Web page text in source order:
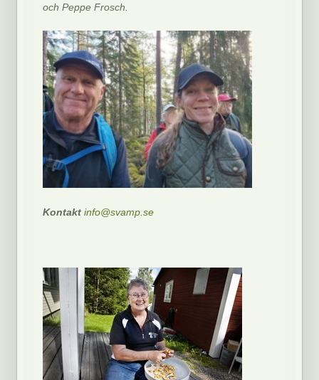
och Peppe Frosch.
Kontaktinfo@svamp.se